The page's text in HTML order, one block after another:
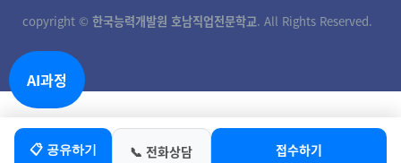
📋 공유하기 📞 전화상담 접수하기
copyright © 한국능력개발원 호남직업전문학교. All Rights Reserved.
AI과정